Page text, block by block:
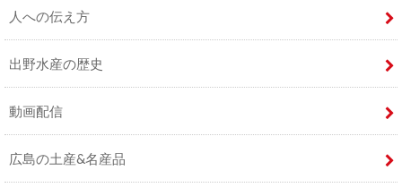
人への伝え方
出野水産の歴史
動画配信
広島の土産&名産品